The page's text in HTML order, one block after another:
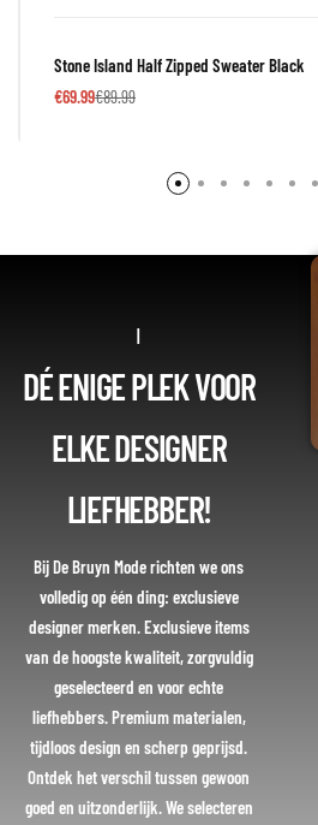
Stone Island Half Zipped Sweater Black
€89.99
€69.99
|
DÉ ENIGE PLEK VOOR
ELKE DESIGNER
LIEFHEBBER!
Bij De Bruyn Mode richten we ons
volledig op één ding: exclusieve
designer merken. Exclusieve items
van de hoogste kwaliteit, zorgvuldig
geselecteerd en voor echte
liefhebbers. Premium materialen,
tijdloos design en scherp geprijsd.
Ontdek het verschil tussen gewoon
goed en uitzonderlijk. We selecteren